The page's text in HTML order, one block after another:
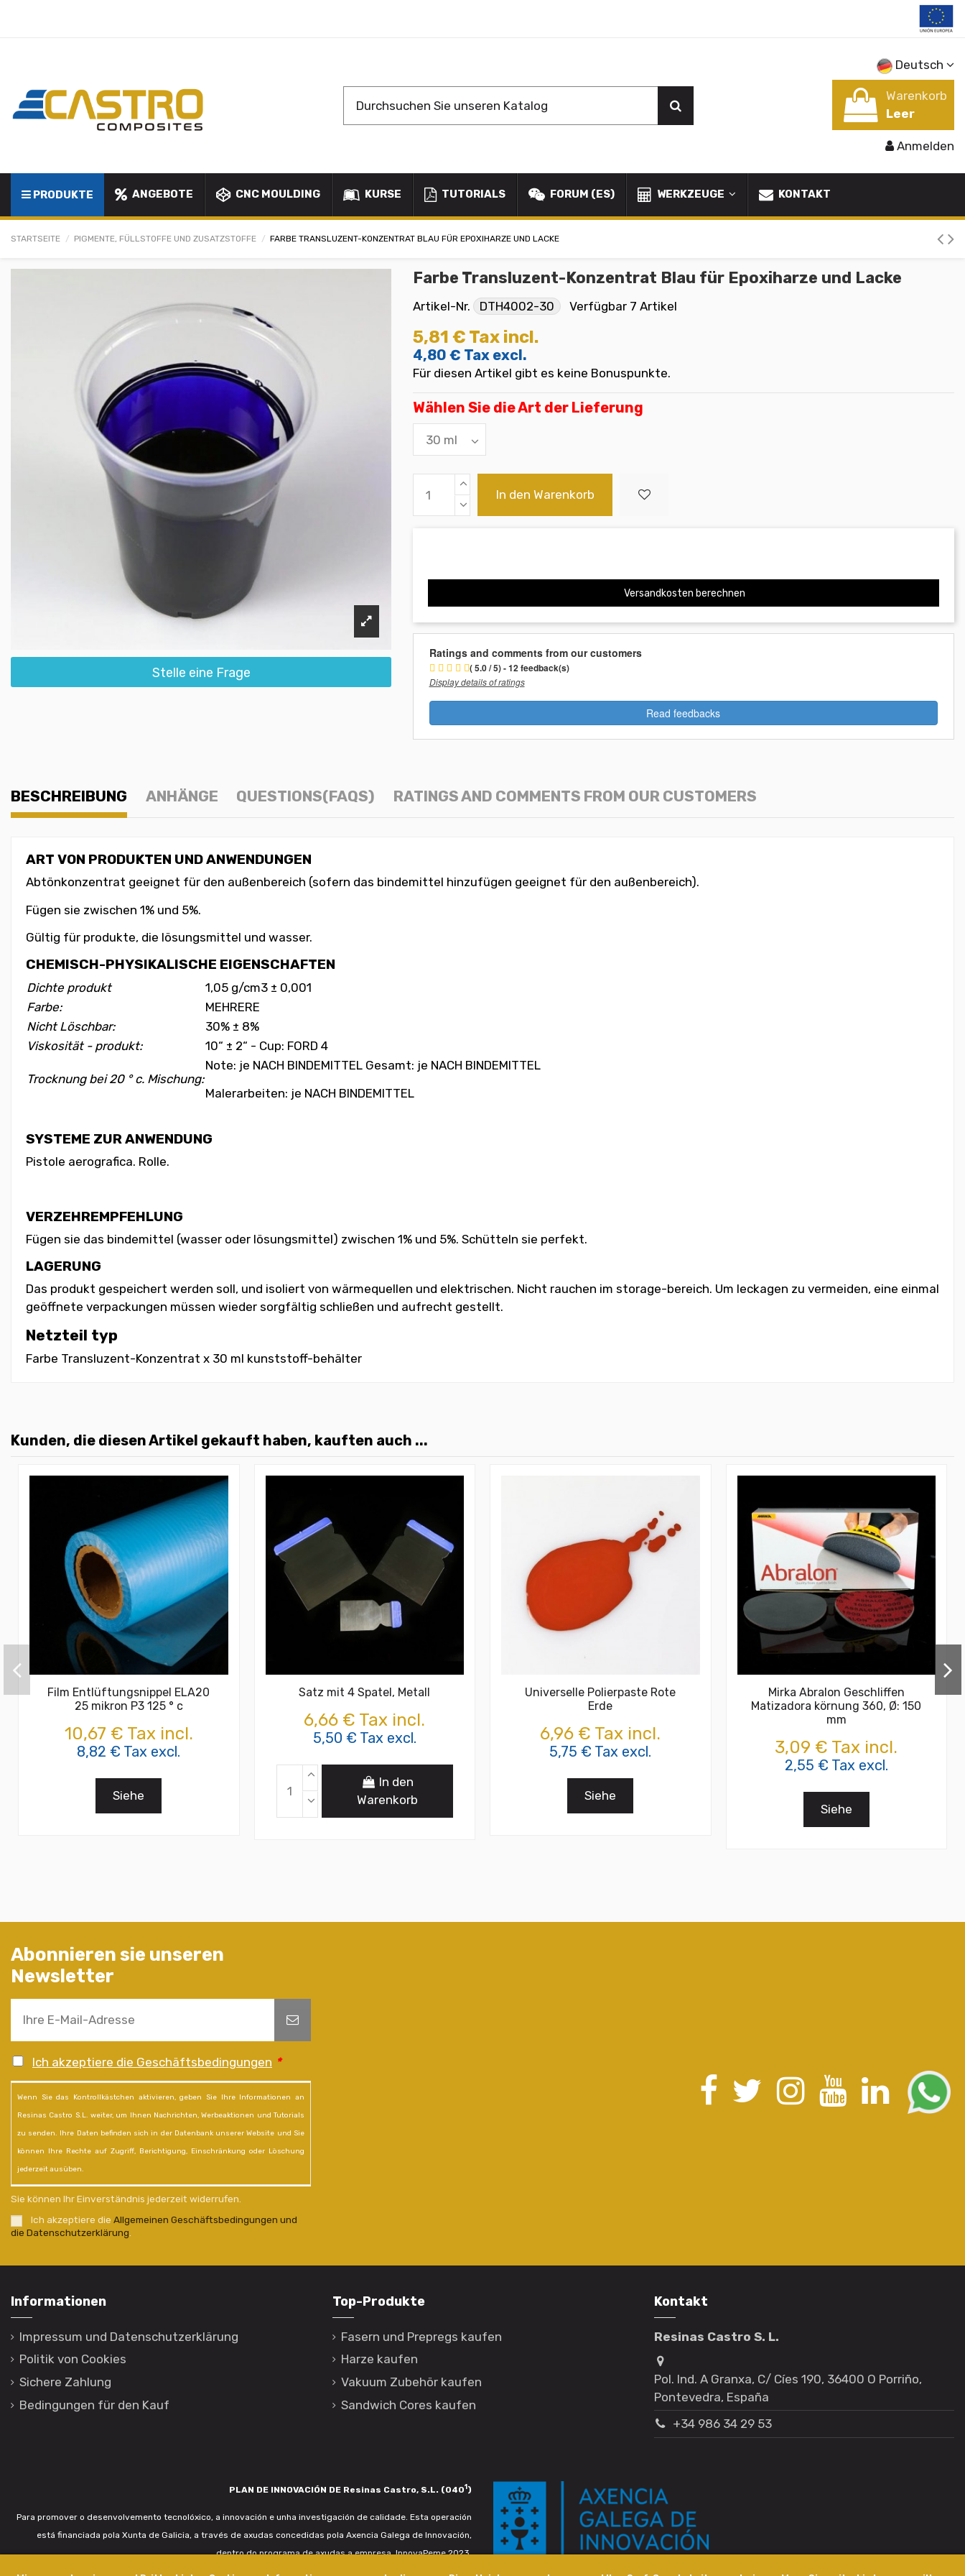
Deutsch
Warenkorb
Leer
Anmelden
PRODUKTE ANGEBOTE CNC MOULDING KURSE TUTORIALS FORUM (ES) WERKZEUGE KONTAKT
STARTSEITE PIGMENTE, FÜLLSTOFFE UND ZUSATZSTOFFE FARBE TRANSLUZENT-KONZENTRAT BLAU FÜR EPOXIHARZE UND LACKE
Stelle eine Frage
Farbe Transluzent-Konzentrat Blau für Epoxiharze und Lacke
Artikel-Nr. DTH4002-30 Verfügbar 7 Artikel
5,81 € Tax incl.
4,80 € Tax excl.
Für diesen Artikel gibt es keine Bonuspunkte.
Wählen Sie die Art der Lieferung
In den Warenkorb
Versandkosten berechnen
Ratings and comments from our customers
( 5.0 / 5) - 12 feedback(s)
Display details of ratings
Read feedbacks
BESCHREIBUNG ANHÄNGE QUESTIONS(FAQS) RATINGS AND COMMENTS FROM OUR CUSTOMERS
ART VON PRODUKTEN UND ANWENDUNGEN
Abtönkonzentrat geeignet für den außenbereich (sofern das bindemittel hinzufügen geeignet für den außenbereich).
Fügen sie zwischen 1% und 5%.
Gültig für produkte, die lösungsmittel und wasser.
CHEMISCH-PHYSIKALISCHE EIGENSCHAFTEN
Dichte produkt 1,05 g/cm3 ± 0,001
Farbe:
MEHRERE
Nicht Löschbar:
30% ± 8%
Viskosität - produkt:
10“ ± 2“ - Cup: FORD 4
Trocknung bei 20 ° c. Mischung:
Note: je NACH BINDEMITTEL Gesamt: je NACH BINDEMITTEL
Malerarbeiten: je NACH BINDEMITTEL
SYSTEME ZUR ANWENDUNG
Pistole aerografica. Rolle.
VERZEHREMPFEHLUNG
Fügen sie das bindemittel (wasser oder lösungsmittel) zwischen 1% und 5%. Schütteln sie perfekt.
LAGERUNG
Das produkt gespeichert werden soll, und isoliert von wärmequellen und elektrischen. Nicht rauchen im storage-bereich. Um leckagen zu vermeiden, eine einmal
geöffnete verpackungen müssen wieder sorgfältig schließen und aufrecht gestellt.
Netzteil typ
Farbe Transluzent-Konzentrat x 30 ml kunststoff-behälter
Kunden, die diesen Artikel gekauft haben, kauften auch ...
Film Entlüftungsnippel ELA20
25 mikron P3 125 ° c
10,67 € Tax incl.
8,82 € Tax excl.
Siehe
Satz mit 4 Spatel, Metall
6,66 € Tax incl.
5,50 € Tax excl.
In den
Warenkorb
Universelle Polierpaste Rote
Erde
6,96 € Tax incl.
5,75 € Tax excl.
Siehe
Mirka Abralon Geschliffen
Matizadora körnung 360, Ø: 150
mm
3,09 € Tax incl.
2,55 € Tax excl.
Siehe
Abonnieren sie unseren
Newsletter
Ich akzeptiere die Geschäftsbedingungen *
Wenn Sie das Kontrollkästchen aktivieren, geben Sie Ihre Informationen an
Resinas Castro S.L. weiter, um Ihnen Nachrichten, Werbeaktionen und Tutorials
zu senden. Ihre Daten befinden sich in der Datenbank unserer Website und Sie
können Ihre Rechte auf Zugriff, Berichtigung, Einschränkung oder Löschung
jederzeit ausüben.
Sie können Ihr Einverständnis jederzeit widerrufen.
Ich akzeptiere die Allgemeinen Geschäftsbedingungen und
die Datenschutzerklärung
Informationen
Impressum und Datenschutzerklärung
Politik von Cookies
Sichere Zahlung
Bedingungen für den Kauf
Top-Produkte
Fasern und Prepregs kaufen
Harze kaufen
Vakuum Zubehör kaufen
Sandwich Cores kaufen
Kontakt
Resinas Castro S. L.
Pol. Ind. A Granxa, C/ Cíes 190, 36400 O Porriño,
Pontevedra, España
+34 986 34 29 53
PLAN DE INNOVACIÓN DE Resinas Castro, S.L. (0401 )
Para promover o desenvolvemento tecnolóxico, a innovación e unha investigación de calidade. Esta operación
está financiada pola Xunta de Galicia, a través de axudas concedidas pola Axencia Galega de Innovación,
dentro do programa de axudas a empresa. InnovaPeme 2023.